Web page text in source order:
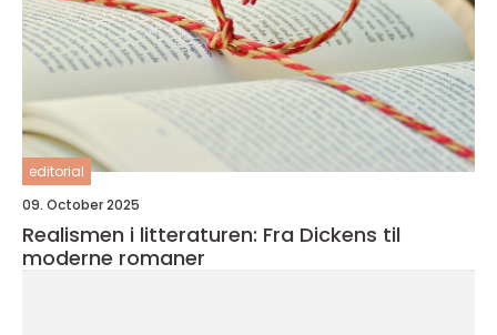
editorial
09. October 2025
Realismen i litteraturen: Fra Dickens til
moderne romaner